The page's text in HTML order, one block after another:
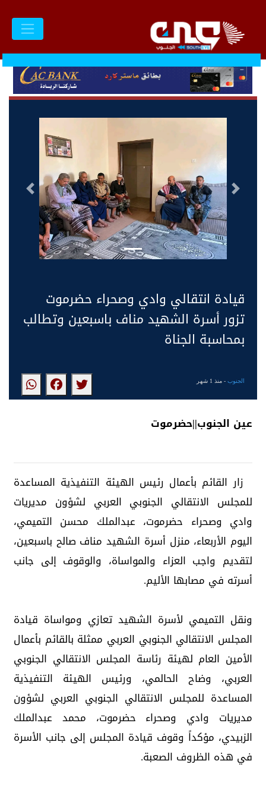
التالى السابق
قيادة انتقالي وادي وصحراء حضرموت
تزور أسرة الشهيد مناف باسبعين وتطالب
بمحاسبة الجناة
الجنوب- منذ 1 شهر
عين الجنوب||حضرموت
زار القائم بأعمال رئيس الهيئة التنفيذية المساعدة
للمجلس الانتقالي الجنوبي العربي لشؤون مديريات
وادي وصحراء حضرموت، عبدالملك محسن التميمي،
اليوم الأربعاء، منزل أسرة الشهيد مناف صالح باسبعين،
لتقديم واجب العزاء والمواساة، والوقوف إلى جانب
أسرته في مصابها الأليم.
ونقل التميمي لأسرة الشهيد تعازي ومواساة قيادة
المجلس الانتقالي الجنوبي العربي ممثلة بالقائم بأعمال
الأمين العام لهيئة رئاسة المجلس الانتقالي الجنوبي
العربي، وضاح الحالمي، ورئيس الهيئة التنفيذية
المساعدة للمجلس الانتقالي الجنوبي العربي لشؤون
مديريات وادي وصحراء حضرموت، محمد عبدالملك
الزبيدي، مؤكداً وقوف قيادة المجلس إلى جانب الأسرة
في هذه الظروف الصعبة.